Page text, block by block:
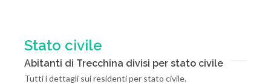
Stato civile
Abitanti di Trecchina divisi per stato civile
Tutti i dettagli sui residenti per stato civile.